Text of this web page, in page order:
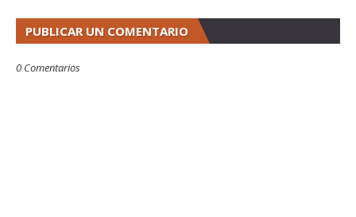
PUBLICAR UN COMENTARIO
0 Comentarios